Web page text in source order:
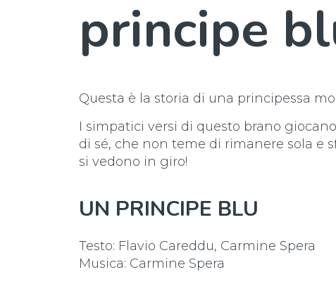
principe
Questa è la storia di una principessa
I simpatici versi di questo brano
di sé, che non teme di rimanere sola e
si vedono in giro!
UN PRINCIPE BLU
Testo: Flavio Careddu, Carmine Spera
Musica: Carmine Spera